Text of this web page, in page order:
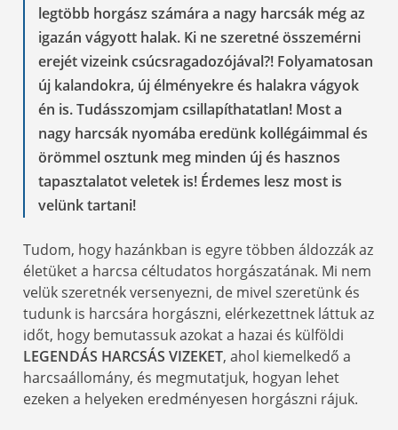
legtöbb horgász számára a nagy harcsák még az
igazán vágyott halak. Ki ne szeretné összemérni
erejét vizeink csúcsragadozójával?! Folyamatosan
új kalandokra, új élményekre és halakra vágyok
én is. Tudásszomjam csillapíthatatlan! Most a
nagy harcsák nyomába eredünk kollégáimmal és
örömmel osztunk meg minden új és hasznos
tapasztalatot veletek is! Érdemes lesz most is
velünk tartani!
Tudom, hogy hazánkban is egyre többen áldozzák az
életüket a harcsa céltudatos horgászatának. Mi nem
velük szeretnék versenyezni, de mivel szeretünk és
tudunk is harcsára horgászni, elérkezettnek láttuk az
időt, hogy bemutassuk azokat a hazai és külföldi
LEGENDÁS HARCSÁS VIZEKET, ahol kiemelkedő a
harcsaállomány, és megmutatjuk, hogyan lehet
ezeken a helyeken eredményesen horgászni rájuk.